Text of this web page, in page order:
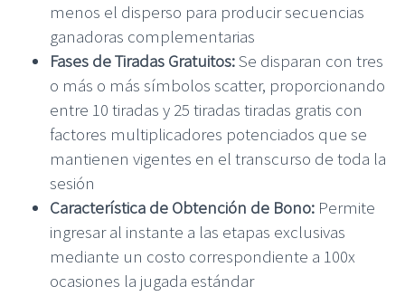
menos el disperso para producir secuencias
ganadoras complementarias
Fases de Tiradas Gratuitos:Se disparan con tres
o más o más símbolos scatter, proporcionando
entre 10 tiradas y 25 tiradas tiradas gratis con
factores multiplicadores potenciados que se
mantienen vigentes en el transcurso de toda la
sesión
Característica de Obtención de Bono: Permite
ingresar al instante a las etapas exclusivas
mediante un costo correspondiente a 100x
ocasiones la jugada estándar